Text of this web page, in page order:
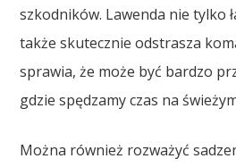
szkodników. Lawenda nie tylko
także skutecznie odstrasza
sprawia, że może być bardzo
gdzie spędzamy czas na
Można również rozważyć